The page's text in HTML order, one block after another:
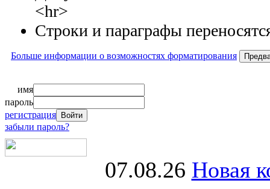
<hr>
Строки и параграфы
Больше информации о возможностях форматирования
имя
пароль
регистрация
забыли пароль?
07.08.26 Новая